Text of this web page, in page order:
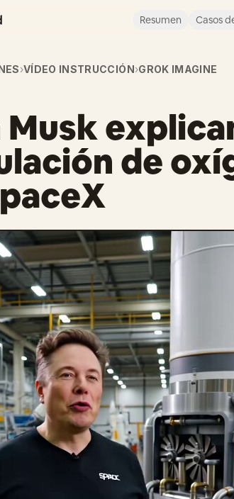
Resumen Casos
›VÍDEO INSTRUCCIÓN›GROK IMAGINE
Musk
de